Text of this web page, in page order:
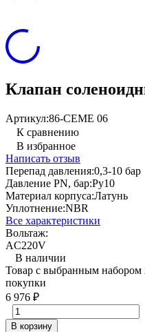
Клапан
Артикул:86-CEME 06
К сравнению
В избранное
Написать отзыв
Перепад давления:0,3-10 бар
Давление PN, бар:Ру10
Материал корпуса:Латунь
Уплотнение:NBR
Все характеристики
Вольтаж:
AC220V
В наличии
Товар с выбранным набором
покупки
6 976 ₽
В корзину